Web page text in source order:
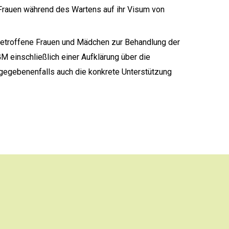
während des Wartens auf ihr Visum von
Frauen und Mädchen zur Behandlung der
einschließlich einer Aufklärung über die
auch die konkrete Unterstützung